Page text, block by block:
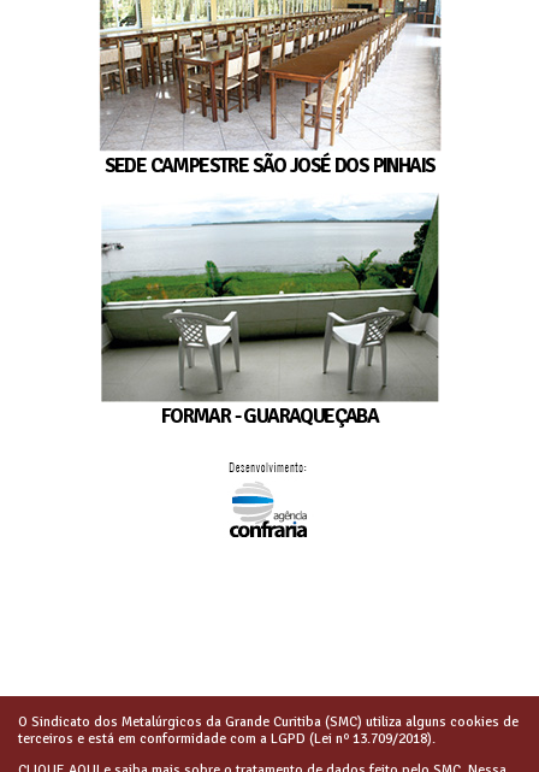
SEDE CAMPESTRE SÃO JOSÉ DOS PINHAIS
FORMAR - GUARAQUEÇABA
O Sindicato dos Metalúrgicos da Grande Curitiba (SMC) utiliza alguns cookies de
terceiros e está em conformidade com a LGPD (Lei nº 13.709/2018).